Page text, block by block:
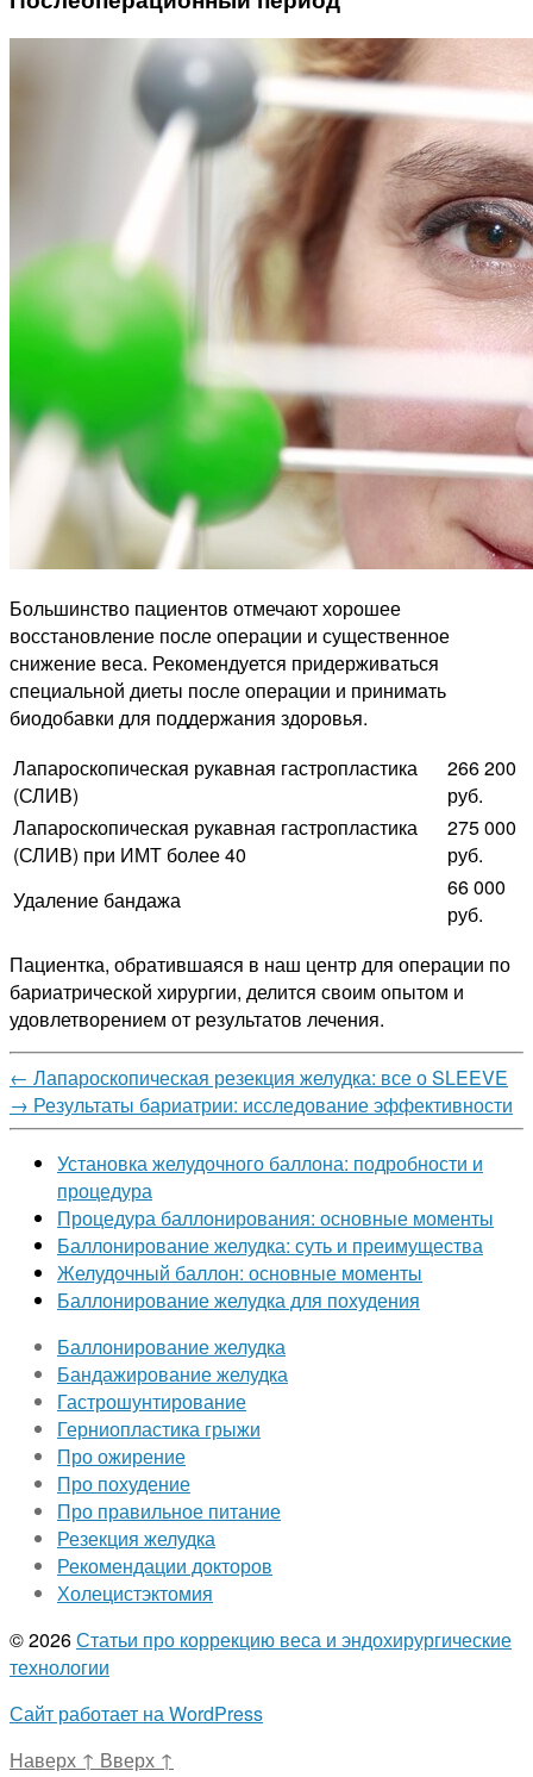
Большинство пациентов отмечают хорошее
восстановление после операции и существенное
снижение веса. Рекомендуется придерживаться
специальной диеты после операции и принимать
биодобавки для поддержания здоровья.
Лапароскопическая рукавная гастропластика
(СЛИВ)
266 200
руб.
Лапароскопическая рукавная гастропластика
(СЛИВ) при ИМТ более 40
275 000
руб.
Удаление бандажа
66 000
руб.
Пациентка, обратившаяся в наш центр для операции по
бариатрической хирургии, делится своим опытом и
удовлетворением от результатов лечения.
← Лапароскопическая резекция желудка: все о SLEEVE
→ Результаты бариатрии: исследование эффективности
Установка желудочного баллона: подробности и
процедура
Процедура баллонирования: основные моменты
Баллонирование желудка: суть и преимущества
Желудочный баллон: основные моменты
Баллонирование желудка для похудения
Баллонирование желудка
Бандажирование желудка
Гастрошунтирование
Герниопластика грыжи
Про ожирение
Про похудение
Про правильное питание
Резекция желудка
Рекомендации докторов
Холецистэктомия
© 2026Статьи про коррекцию веса и эндохирургические
технологии
Сайт работает на WordPress
Наверх ↑ Вверх ↑